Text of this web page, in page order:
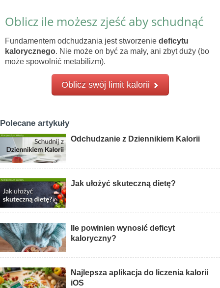
Oblicz ile możesz zjeść aby schudnąć
Fundamentem odchudzania jest stworzenie deficytu
kalorycznego. Nie może on być za mały, ani zbyt duży (bo
może spowolnić metabilizm).
Oblicz swój limit kalorii
Polecane artykuły
Odchudzanie z Dziennikiem Kalorii
Jak ułożyć skuteczną dietę?
Ile powinien wynosić deficyt
kaloryczny?
Najlepsza aplikacja do liczenia kalorii
iOS